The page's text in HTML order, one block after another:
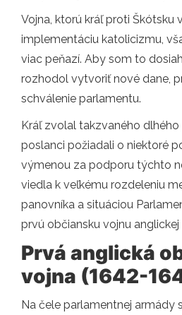
Vojna, ktorú kráľ proti Škótsku
implementáciu katolicizmu,
viac peňazí. Aby som to
rozhodol vytvoriť nové dane,
schválenie parlamentu.
Kráľ zvolal takzvaného
poslanci požiadali o niektoré
výmenou za podporu týchto
viedla k veľkému rozdeleniu
panovníka a situáciou
prvú občiansku vojnu anglickej
Prvá anglická
vojna (1642-
Na čele parlamentnej armády